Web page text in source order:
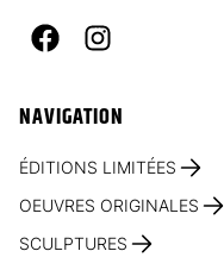
FacebookInstagram
NAVIGATION
ÉDITIONS LIMITÉES
OEUVRES ORIGINALES
SCULPTURES